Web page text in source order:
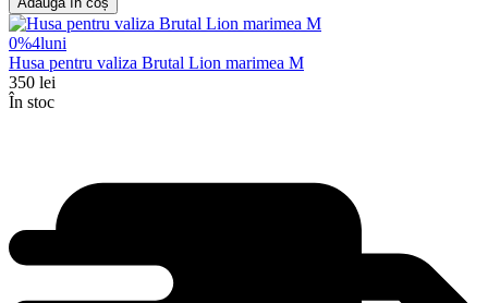
0%4luni
Husa pentru valiza Brutal Lion marimea M
350 lei
În stoc